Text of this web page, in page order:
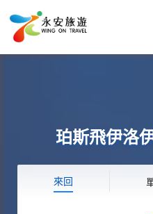
珀斯飛伊洛
來回